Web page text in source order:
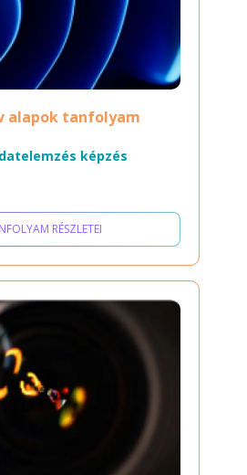
alapok tanfolyam
képzés
RÉSZLETEI